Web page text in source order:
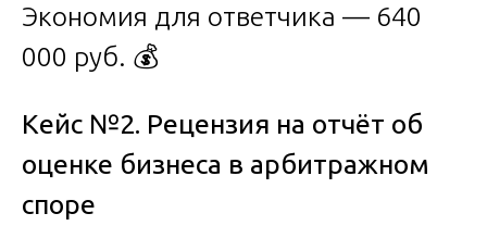
Экономия для ответчика — 640
000 руб. 💰
Кейс №2. Рецензия на отчёт об
оценке бизнеса в арбитражном
споре